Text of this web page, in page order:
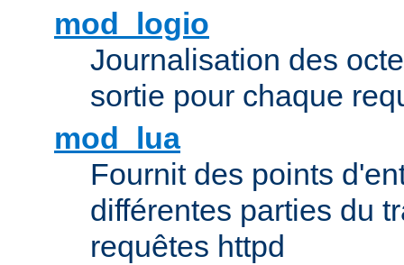
mod_logio
Journalisation des
sortie pour chaque
mod_lua
Fournit des points
différentes parties du
requêtes httpd